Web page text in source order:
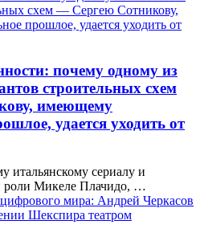
почему одному из
строительных схем
имеющему
удается уходить от
итальянскому сериалу и
роли Микеле Плачидо, …